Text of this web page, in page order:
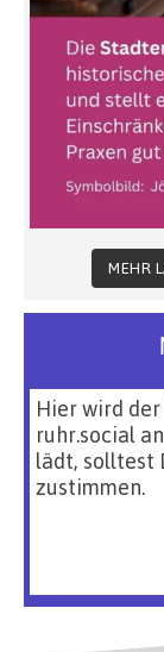
MEHR
Hier wird
ruhr.social
lädt, solltest
zustimmen.